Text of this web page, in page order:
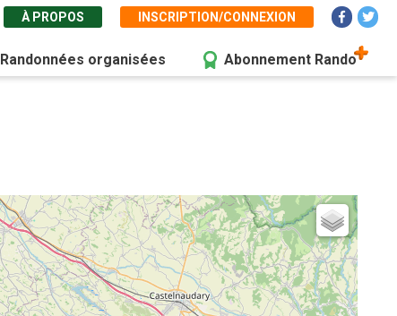
À PROPOS INSCRIPTION/CONNEXION
Randonnées organisées Abonnement Rando